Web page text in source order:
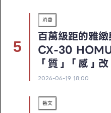
消費
百萬級距的雅
CX-30
「質」「感」改
2026-06-19 18:00
藝文